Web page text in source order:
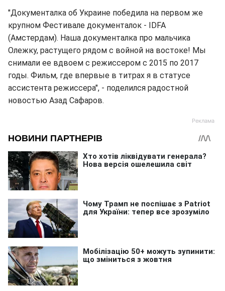
"Документалка об Украине победила на первом же
крупном Фестивале документалок - IDFA
(Амстердам). Наша документалка про мальчика
Олежку, растущего рядом с войной на востоке! Мы
снимали ее вдвоем с режиссером с 2015 по 2017
годы. Фильм, где впервые в титрах я в статусе
ассистента режиссера", - поделился радостной
новостью Азад Сафаров.